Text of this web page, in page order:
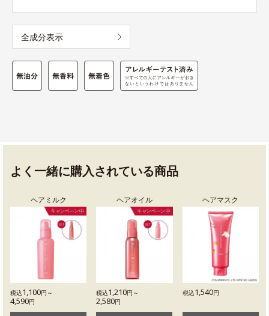
全成分表示
よく一緒に購入されている商品
ヘアミルク
税込1,100円～
4,590円
ヘアオイル
税込1,210円～
2,580円
ヘアマスク
税込1,540円